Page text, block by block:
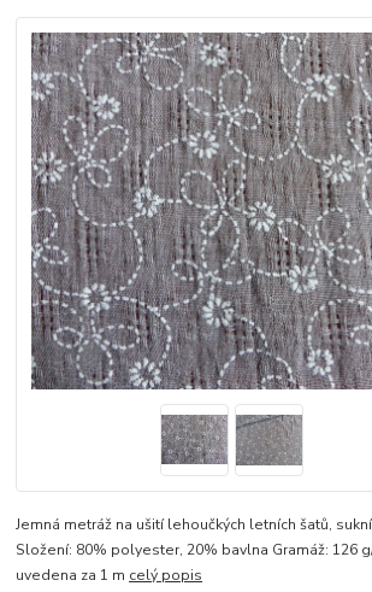
Jemná metráž na ušití lehoučkých letních šatů,
Složení: 80% polyester, 20% bavlna Gramáž: 126
uvedena za 1 m celý popis